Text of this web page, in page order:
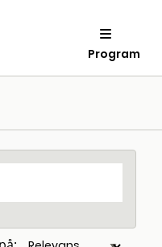
Program